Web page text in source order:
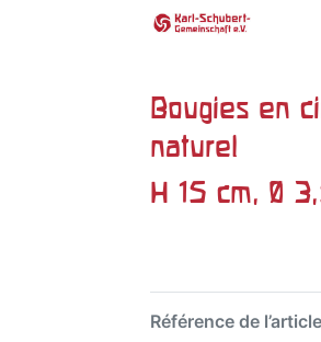
Bougies en
naturel
H 15 cm, Ø
Référence de l’article